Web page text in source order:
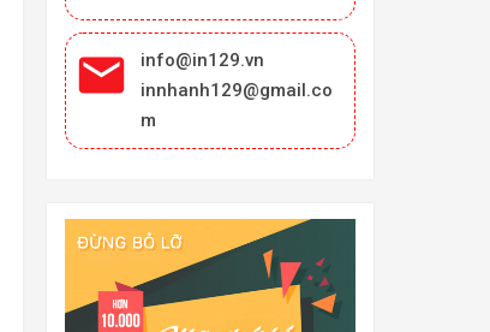

info@in129.vn
innhanh129@gmail.co
m